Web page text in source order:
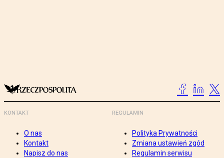
KONTAKT
O nas
Kontakt
Napisz do nas
REGULAMIN
Polityka Prywatności
Zmiana ustawień zgód
Regulamin serwisu